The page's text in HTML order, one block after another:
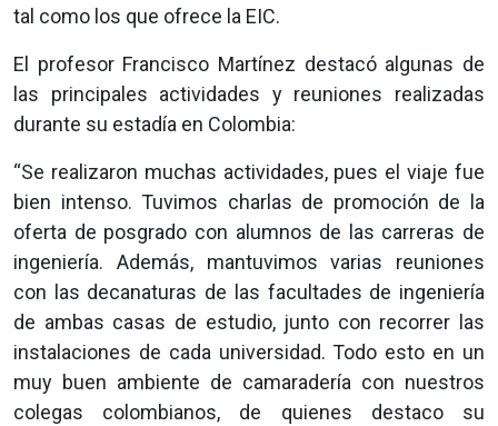
tal como los que ofrece la EIC.
El profesor Francisco Martínez destacó algunas de
las principales actividades y reuniones realizadas
durante su estadía en Colombia:
“Se realizaron muchas actividades, pues el viaje fue
bien intenso. Tuvimos charlas de promoción de la
oferta de posgrado con alumnos de las carreras de
ingeniería. Además, mantuvimos varias reuniones
con las decanaturas de las facultades de ingeniería
de ambas casas de estudio, junto con recorrer las
instalaciones de cada universidad. Todo esto en un
muy buen ambiente de camaradería con nuestros
colegas colombianos, de quienes destaco su